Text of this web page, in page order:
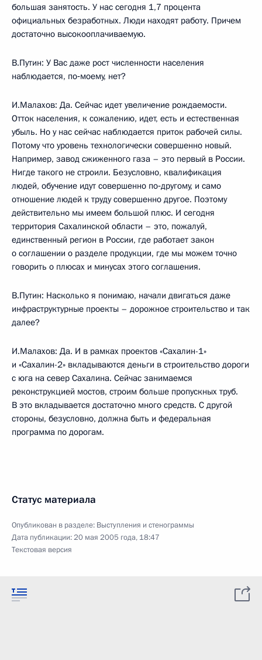
большая занятость. У нас сегодня 1,7 процента
официальных безработных. Люди находят работу. Причем
достаточно высокооплачиваемую.
В.Путин: У Вас даже рост численности населения
наблюдается, по‑моему, нет?
И.Малахов: Да. Сейчас идет увеличение рождаемости.
Отток населения, к сожалению, идет, есть и естественная
убыль. Но у нас сейчас наблюдается приток рабочей силы.
Потому что уровень технологически совершенно новый.
Например, завод сжиженного газа – это первый в России.
Нигде такого не строили. Безусловно, квалификация
людей, обучение идут совершенно по‑другому, и само
отношение людей к труду совершенно другое. Поэтому
действительно мы имеем большой плюс. И сегодня
территория Сахалинской области – это, пожалуй,
единственный регион в России, где работает закон
о соглашении о разделе продукции, где мы можем точно
говорить о плюсах и минусах этого соглашения.
В.Путин: Насколько я понимаю, начали двигаться даже
инфраструктурные проекты – дорожное строительство и так
далее?
И.Малахов: Да. И в рамках проектов «Сахалин-1»
и «Сахалин-2» вкладываются деньги в строительство дороги
с юга на север Сахалина. Сейчас занимаемся
реконструкцией мостов, строим больше пропускных труб.
В это вкладывается достаточно много средств. С другой
стороны, безусловно, должна быть и федеральная
программа по дорогам.
Статус материала
Опубликован в разделе: Выступления и стенограммы
Дата публикации:20 мая 2005 года, 18:47
Текстовая версия